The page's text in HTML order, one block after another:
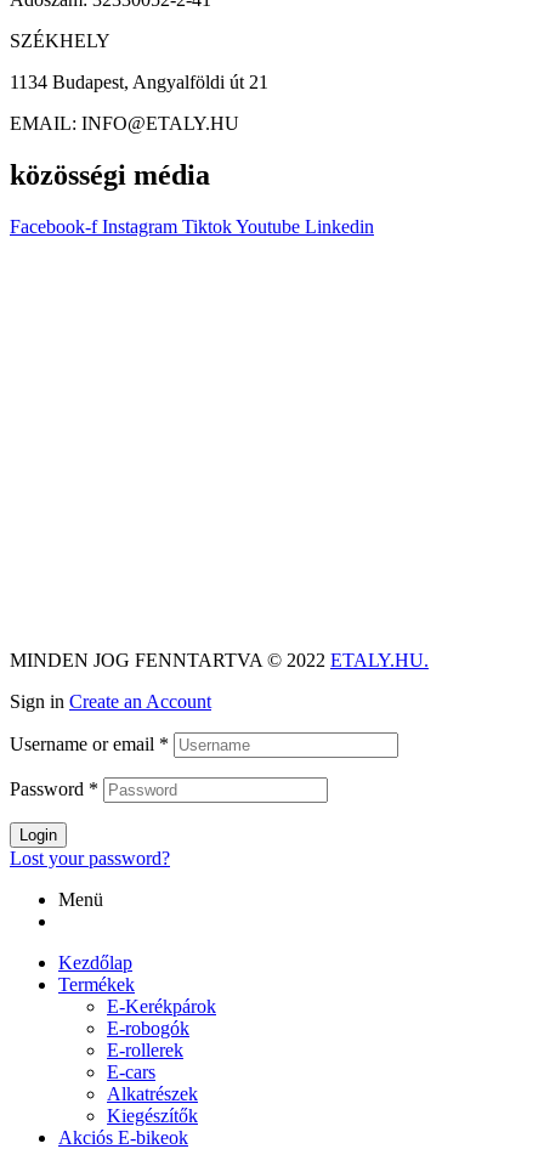
SZÉKHELY
1134 Budapest, Angyalföldi út 21
EMAIL: INFO@ETALY.HU
közösségi média
Facebook-f Instagram TiktokYoutube Linkedin
MINDEN JOG FENNTARTVA © 2022 ETALY.HU.
Sign in Create an Account
Username or email *
Password *
Login
Lost your password?
Menü
Kezdőlap
Termékek
E-Kerékpárok
E-robogók
E-rollerek
E-cars
Alkatrészek
Kiegészítők
Akciós E-bikeok